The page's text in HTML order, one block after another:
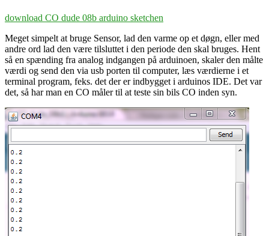
download CO dude 08b arduino sketchen
Meget simpelt at bruge Sensor, lad den varme op et døgn, eller med
andre ord lad den være tilsluttet i den periode den skal bruges. Hent
så en spænding fra analog indgangen på arduinoen, skaler den målte
værdi og send den via usb porten til computer, læs værdierne i et
terminal program, feks. det der er indbygget i arduinos IDE. Det var
det, så har man en CO måler til at teste sin bils CO inden syn.